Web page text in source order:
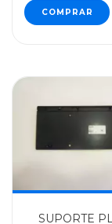
SUPORTE